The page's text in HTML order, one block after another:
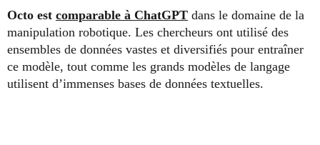
Octo est comparable à ChatGPT dans le domaine de la
manipulation robotique. Les chercheurs ont utilisé des
ensembles de données vastes et diversifiés pour entraîner
ce modèle, tout comme les grands modèles de langage
utilisent d’immenses bases de données textuelles.